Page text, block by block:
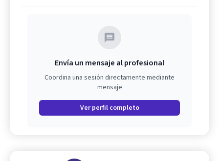
Envía un mensaje al profesional
Coordina una sesión directamente mediante
mensaje
Ver perfil completo